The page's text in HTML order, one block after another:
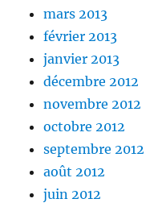
mars 2013
février 2013
janvier 2013
décembre 2012
novembre 2012
octobre 2012
septembre 2012
août 2012
juin 2012